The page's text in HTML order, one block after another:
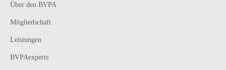
Über den BVPA
Mitgliedschaft
Leistungen
BVPAexperts